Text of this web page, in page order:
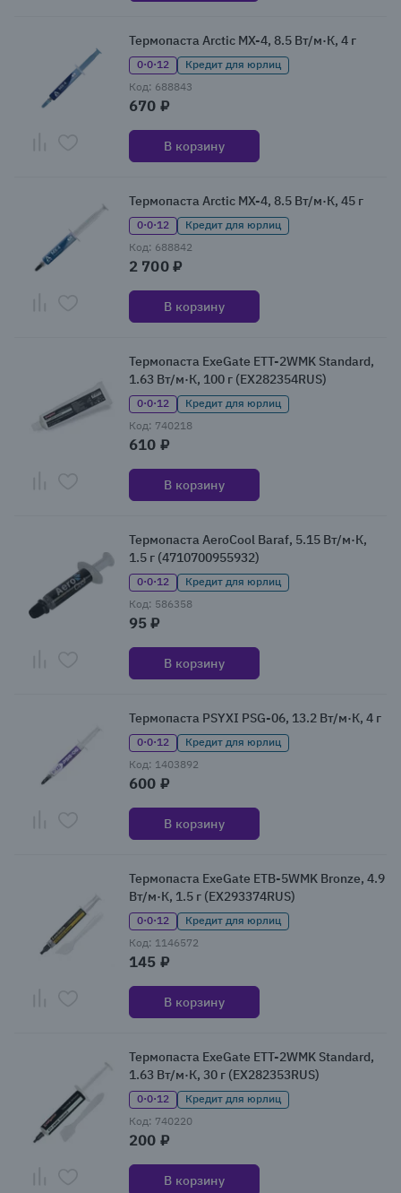
Термопаста Arctic MX-4, 8.5 Вт/м·К, 4 г
0·0·12
Кредит для юрлиц
Код: 688843
670 ₽
В корзину
Термопаста Arctic MX-4, 8.5 Вт/м·К, 45 г
0·0·12
Кредит для юрлиц
Код: 688842
2 700 ₽
В корзину
Термопаста ExeGate ETТ-2WMK Standard,
1.63 Вт/м·К, 100 г (EX282354RUS)
0·0·12
Кредит для юрлиц
Код: 740218
610 ₽
В корзину
Термопаста AeroCool Baraf, 5.15 Вт/м·К,
1.5 г (4710700955932)
0·0·12
Кредит для юрлиц
Код: 586358
95 ₽
В корзину
Термопаста PSYXI PSG-06, 13.2 Вт/м·К, 4 г
0·0·12
Кредит для юрлиц
Код: 1403892
600 ₽
В корзину
Термопаста ExeGate ETB-5WMK Bronze, 4.9
Вт/м·К, 1.5 г (EX293374RUS)
0·0·12
Кредит для юрлиц
Код: 1146572
145 ₽
В корзину
Термопаста ExeGate ETТ-2WMK Standard,
1.63 Вт/м·К, 30 г (EX282353RUS)
0·0·12
Кредит для юрлиц
Код: 740220
200 ₽
В корзину